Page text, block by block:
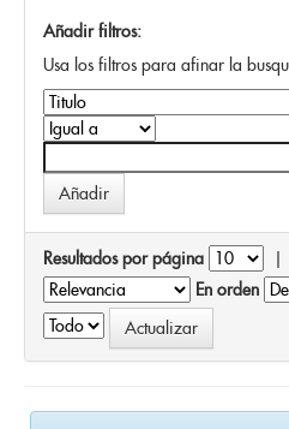
Añadir filtros:
Usa los filtros para afinar la
Resultados por página |
En orden